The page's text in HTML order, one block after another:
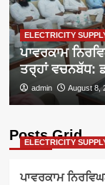
ELECTRICITY
ਪਾਵਰਕਾਮ
ਤਰ੍ਹਾਂ ਵਚਨਬੱਧ:
admin August 8,
Posts Grid
ELECTRICITY
ਪਾਵਰਕਾਮ